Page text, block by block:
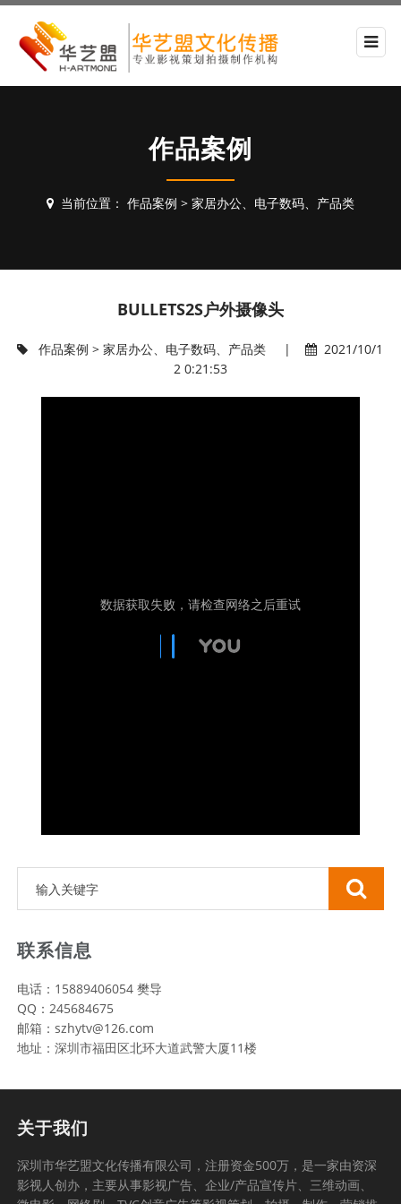
作品案例
当前位置： 作品案例 > 家居办公、电子数码、产品类
BULLETS2S户外摄像头
作品案例 >家居办公、电子数码、产品类 |
2021/10/1
2 0:21:53
联系信息
电话：15889406054 樊导
QQ：245684675
邮箱：szhytv@126.com
地址：深圳市福田区北环大道武警大厦11楼
关于我们
深圳市华艺盟文化传播有限公司，注册资金500万，是一家由资深
影视人创办，主要从事影视广告、企业/产品宣传片、三维动画、